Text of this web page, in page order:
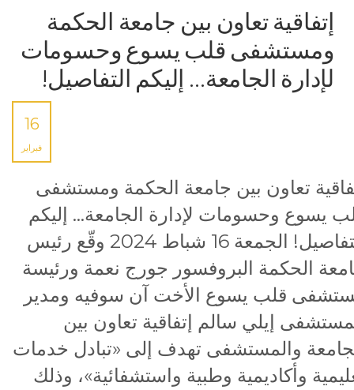
إتفاقية تعاون بين جامعة الحكمة
ومستشفى قلب يسوع وحسومات
لإدارة الجامعة… إليكم التفاصيل!
16
فبراير
تعاون بين جامعة الحكمة ومستشفى
يسوع وحسومات لإدارة الجامعة… إليكم
التفاصيل! الجمعة 16 شباط 2024 وقّع رئيس
الحكمة البروفسور جورج نعمة ورئيسة
قلب يسوع الأخت آن سوفيه ومدير
إيلي سالم إتفاقية تعاون بين
والمستشفى تهدف إلى «تبادل خدمات
وأكاديمية وطبية واستشفائية»، وذلك